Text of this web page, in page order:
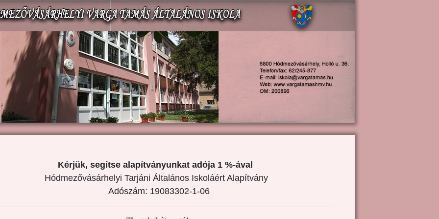
Kérjük, segítse alapítványunkat adója 1 %-ával
Hódmezővásárhelyi Tarjáni Általános Iskoláért Alapítvány
Adószám: 19083302-1-06